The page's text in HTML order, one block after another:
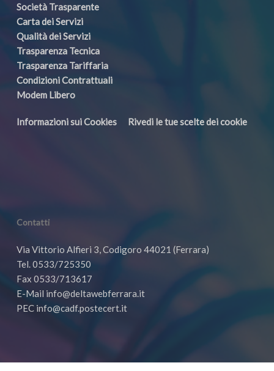
Società Trasparente
Carta dei Servizi
Qualità dei Servizi
Trasparenza Tecnica
Trasparenza Tariffaria
Condizioni Contrattuali
Modem Libero
Informazioni sui Cookies Rivedi le tue scelte dei cookie
Contatti
Via Vittorio Alfieri 3, Codigoro 44021 (Ferrara)
Tel. 0533/725350
Fax 0533/713617
E-Mail info@deltawebferrara.it
PEC info@cadf.postecert.it